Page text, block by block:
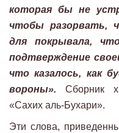
которая бы не
чтобы разорвать,
для покрывала,
подтверждение
что казалось, как
вороны». Сборник
«Сахих аль-Бухари».
Эти слова,